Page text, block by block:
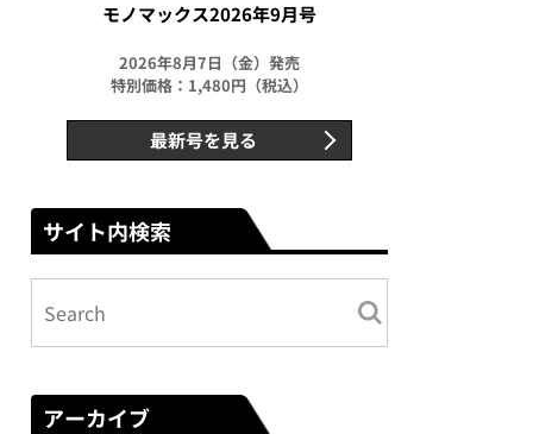
モノマックス2026年9月号
2026年8月7日（金）発売
特別価格：1,480円（税込）
最新号を見る
サイト内検索
アーカイブ